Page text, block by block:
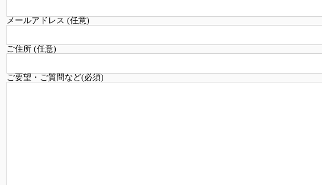
メールアドレス (任意)
ご住所 (任意)
ご要望・ご質問など(必須)